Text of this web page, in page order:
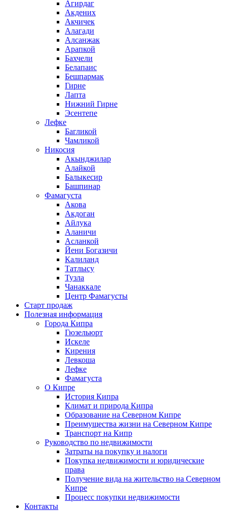
Агирдаг
Акдених
Акчичек
Алагади
Алсанжак
Арапкой
Бахчели
Белапаис
Бешпармак
Гирне
Лапта
Нижний Гирне
Эсентепе
Лефке
Багликой
Чамликой
Никосия
Акынджилар
Алайкой
Балыкесир
Башпинар
Фамагуста
Акова
Акдоган
Айлука
Аланичи
Асланкой
Йени Богазичи
Калиланд
Татлысу
Тузла
Чанаккале
Центр Фамагусты
Старт продаж
Полезная информация
Города Кипра
Гюзельюрт
Искеле
Кирения
Левкоша
Лефке
Фамагуста
О Кипре
История Кипра
Климат и природа Кипра
Образование на Северном Кипре
Преимущества жизни на Северном Кипре
Транспорт на Кипр
Руководство по недвижимости
Затраты на покупку и налоги
Покупка недвижимости и юридические
права
Получение вида на жительство на Северном
Кипре
Процесс покупки недвижимости
Контакты